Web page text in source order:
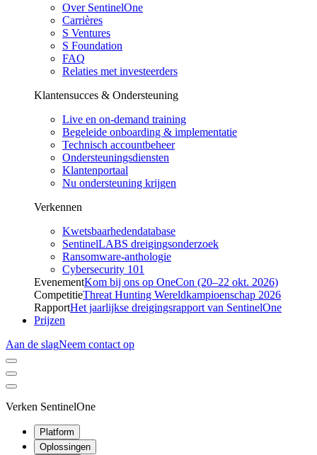
Over SentinelOne
Carrières
S Ventures
S Foundation
FAQ
Relaties met investeerders
Klantensucces & Ondersteuning
Live en on-demand training
Begeleide onboarding & implementatie
Technisch accountbeheer
Ondersteuningsdiensten
Klantenportaal
Nu ondersteuning krijgen
Verkennen
Kwetsbaarhedendatabase
SentinelLABS dreigingsonderzoek
Ransomware-anthologie
Cybersecurity 101
EvenementKom bij ons op OneCon (20–22 okt. 2026)
CompetitieThreat Hunting Wereldkampioenschap 2026
RapportHet jaarlijkse dreigingsrapport van SentinelOne
Prijzen
Aan de slagNeem contact op
Verken SentinelOne
Platform
Oplossingen